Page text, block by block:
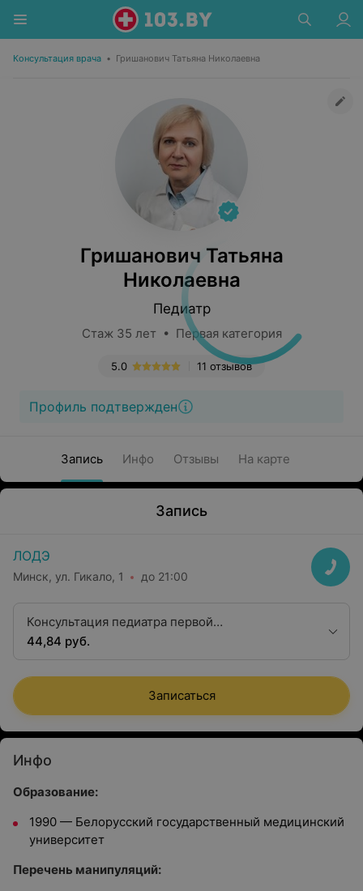
Консультация врача • Гришанович Татьяна Николаевна
Гришанович Татьяна
Николаевна
Педиатр
Стаж 35 лет • Первая категория
11 отзывов
5.0
Профиль подтвержден
Запись Инфо Отзывы На карте
Запись
ЛОДЭ
Минск, ул. Гикало, 1 до 21:00
Консультация педиатра первой
квалификационной категории
44,84 руб.
Записаться
Инфо
Образование:
1990 — Белорусский государственный медицинский
университет
Перечень манипуляций: